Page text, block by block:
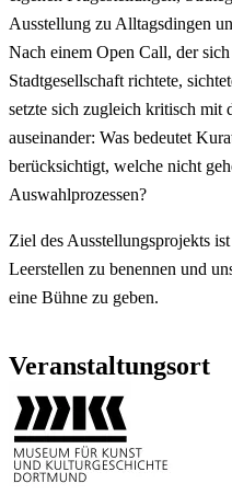
Ausstellung zu Alltagsdingen
Nach einem Open Call, der
Stadtgesellschaft richtete,
setzte sich zugleich kritisch mit
auseinander: Was bedeutet
berücksichtigt, welche nicht
Auswahlprozessen?
Ziel des Ausstellungsprojekts
Leerstellen zu benennen und
eine Bühne zu geben.
Veranstaltungsort